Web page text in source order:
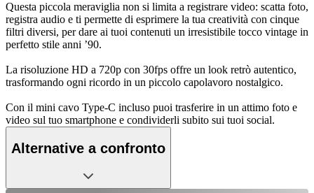
Questa piccola meraviglia non si limita a registrare video: scatta foto,
registra audio e ti permette di esprimere la tua creatività con cinque
filtri diversi, per dare ai tuoi contenuti un irresistibile tocco vintage in
perfetto stile anni ’90.
La risoluzione HD a 720p con 30fps offre un look retrò autentico,
trasformando ogni ricordo in un piccolo capolavoro nostalgico.
Con il mini cavo Type-C incluso puoi trasferire in un attimo foto e
video sul tuo smartphone e condividerli subito sui tuoi social.
Alternative a confronto